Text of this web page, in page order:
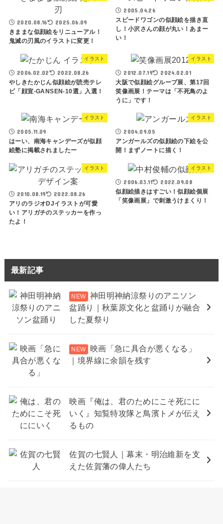
2020.08.16 2025.06.09
きままな似顔絵をリニューアル！
鬼滅の刃風のイラストに変更！
2005.04.26
スピードワゴンの似顔絵を描き直
し！小沢さんの顔が丸い！あまー
い！
イラスト
2006.02.02 2022.08.26
やしきたかじん似顔絵が読売テレ
ビ「顔宣-GANSEN-10選」入選！
イラスト
2012.07.19 2024.02.01
大阪で似顔絵グループ展、第17回
笑像画展！テーマは「不死鳥のよ
うに」です！
イラスト
2005.11.09
はーい、南海キャンデーズが似顔
絵塾に掲載されましたー
イラスト
2004.09.05
アンガールズの似顔絵の下絵を公
開！まずノートに描く！
イラスト
2010.08.19 2022.08.26
アリのラジオDJイラストが可愛
い！アリガチのステッカーを作っ
たよ！
イラスト
2006.03.11 2022.09.08
似顔絵描きはすごい！似顔絵個展
「笑像画展」で刺激うけまくり！
最新記事
神田明神納涼祭りのアニソン
盆踊り｜秋葉原文化と盆踊りが融合
した夏祭り
映画「急に具合が悪くなる」
｜境界線に余韻を残す
映画『俺は、君のためにこそ死にに
いく』知覧特攻隊と鳥濱トメが伝え
るもの
佐賀の七賢人｜幕末・明治維新を支
えた佐賀藩の偉人たち